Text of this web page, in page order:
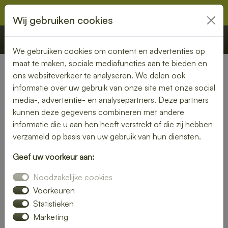
€ 0,00 Offerte Bestellen
Nederland»Noord-Brabant» Rosmalen
Lunch bezorgen in Rosmalen
– vers, snel en zorgeloos
genieten
bezorgen in Rosmalen en geniet van verse, smakelijke
gerechten zonder gedoe. Van luxe broodjes tot gezonde
bowls – wij bezorgen jouw favoriete lunch waar jij maar wilt.
Bestel eenvoudig online en wij zorgen voor een snelle
Wij gebruiken cookies
We gebruiken cookies om content en advertenties op
maat te maken, sociale mediafuncties aan te bieden en
ons websiteverkeer te analyseren. We delen ook
informatie over uw gebruik van onze site met onze social
media-, advertentie- en analysepartners. Deze partners
kunnen deze gegevens combineren met andere
informatie die u aan hen heeft verstrekt of die zij hebben
verzameld op basis van uw gebruik van hun diensten.
Geef uw voorkeur aan:
Noodzakelijke cookies
Voorkeuren
Statistieken
Marketing